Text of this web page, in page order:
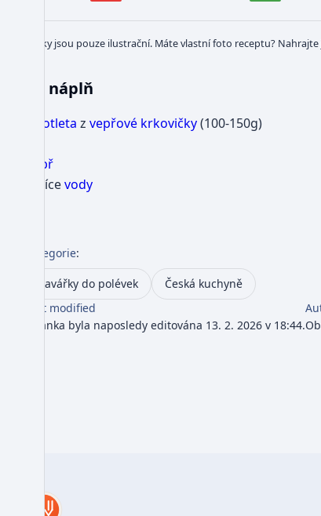
Obrázky jsou pouze ilustrační. Máte vlastní foto receptu?
náplň
kotleta z vepřové krkovičky(100-150g)
pepř
1 lžícevody
Kategorie:
Zavářky do polévek
Česká kuchyně
Last modified
Stránka byla naposledy editována 13. 2. 2026 v 18:44.